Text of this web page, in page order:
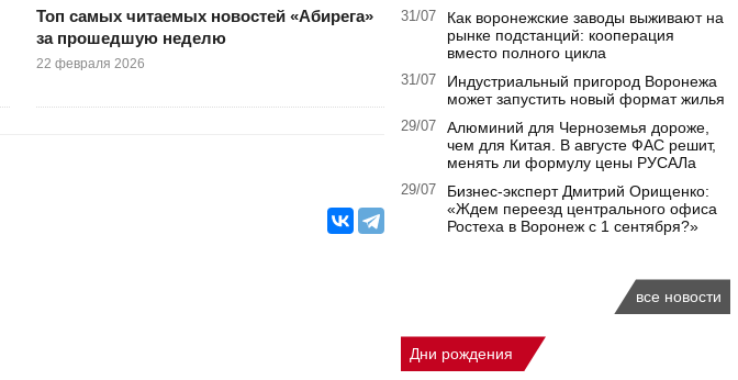
Топ самых читаемых новостей «Абирега»
за прошедшую неделю
22 февраля 2026
31/07
Как воронежские заводы выживают на
рынке подстанций: кооперация
вместо полного цикла
31/07
Индустриальный пригород Воронежа
может запустить новый формат жилья
29/07
Алюминий для Черноземья дороже,
чем для Китая. В августе ФАС решит,
менять ли формулу цены РУСАЛа
29/07
Бизнес-эксперт Дмитрий Орищенко:
«Ждем переезд центрального офиса
Ростеха в Воронеж с 1 сентября?»
все новости
Дни рождения